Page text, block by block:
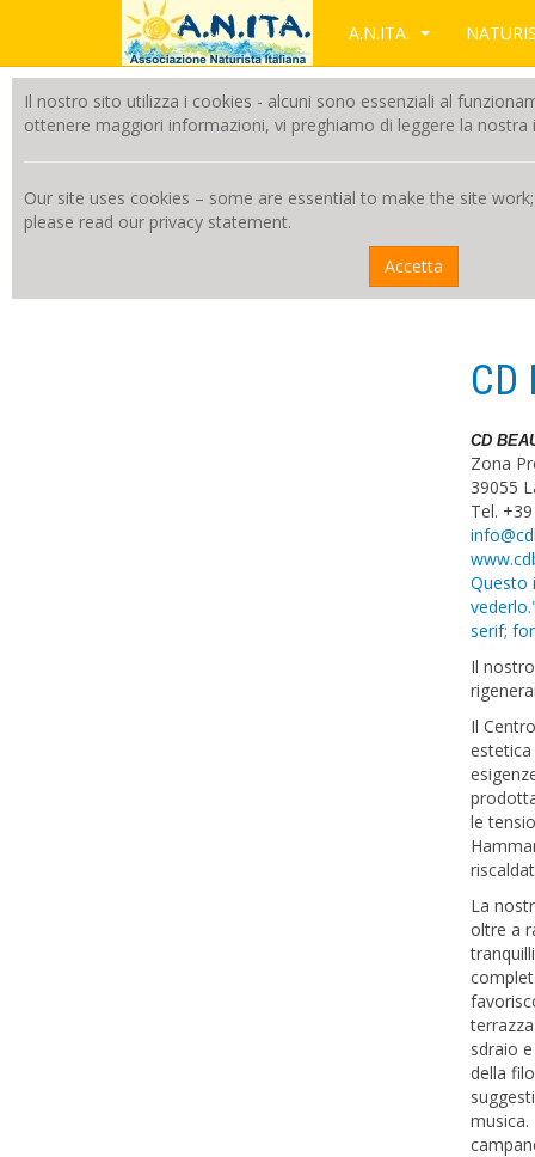
Il nostro sito utilizza i cookies - alcuni sono essenziali al
ottenere maggiori informazioni, vi preghiamo di leggere la nostra
Our site uses cookies – some are essential to make the site
please read our privacy statement.
Accetta
A.N.ITA.
CD
CD
Zona
39055
Tel.
Questo
vederlo.
serif;
Il
Il
le
La
oltre a
sdraio
della